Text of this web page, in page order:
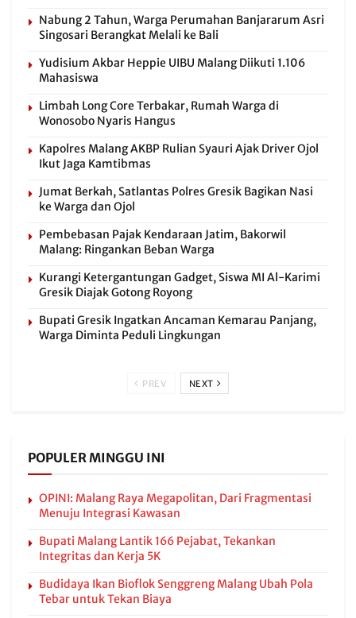
Nabung 2 Tahun, Warga Perumahan Banjararum Asri
Singosari Berangkat Melali ke Bali
Yudisium Akbar Heppie UIBU Malang Diikuti 1.106
Mahasiswa
Limbah Long Core Terbakar, Rumah Warga di
Wonosobo Nyaris Hangus
Kapolres Malang AKBP Rulian Syauri Ajak Driver Ojol
Ikut Jaga Kamtibmas
Jumat Berkah, Satlantas Polres Gresik Bagikan Nasi
ke Warga dan Ojol
Pembebasan Pajak Kendaraan Jatim, Bakorwil
Malang: Ringankan Beban Warga
Kurangi Ketergantungan Gadget, Siswa MI Al-Karimi
Gresik Diajak Gotong Royong
Bupati Gresik Ingatkan Ancaman Kemarau Panjang,
Warga Diminta Peduli Lingkungan
PREV NEXT
POPULER MINGGU INI
OPINI: Malang Raya Megapolitan, Dari Fragmentasi
Menuju Integrasi Kawasan
Bupati Malang Lantik 166 Pejabat, Tekankan
Integritas dan Kerja 5K
Budidaya Ikan Bioflok Senggreng Malang Ubah Pola
Tebar untuk Tekan Biaya